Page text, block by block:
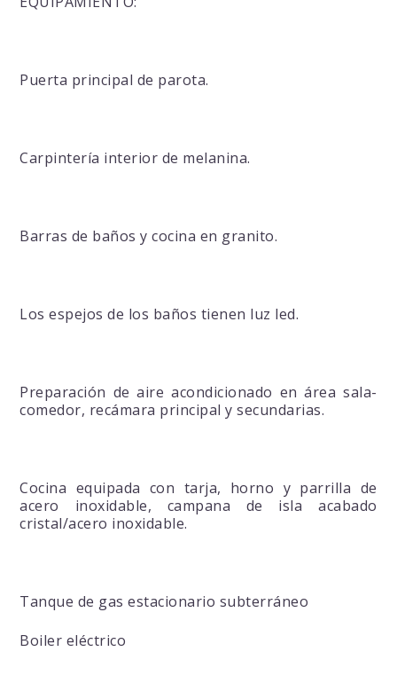
Puerta principal de parota.
Carpintería interior de melanina.
Barras de baños y cocina en granito.
Los espejos de los baños tienen luz led.
Preparación de aire acondicionado en área sala-
comedor, recámara principal y secundarias.
Cocina equipada con tarja, horno y parrilla de
acero inoxidable, campana de isla acabado
cristal/acero inoxidable.
Tanque de gas estacionario subterráneo
Boiler eléctrico